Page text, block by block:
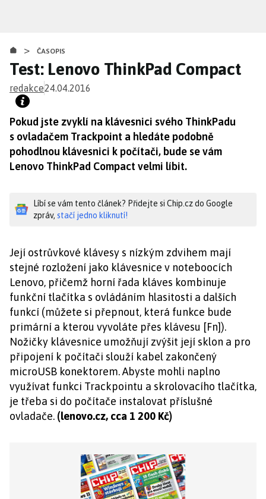
obsahu
> ČASOPIS
Test: Lenovo ThinkPad Compact
redakce24.04.2016
Pokud jste zvyklí na klávesnici svého ThinkPadu
s ovladačem Trackpoint a hledáte podobně
pohodlnou klávesnici k počítači, bude se vám
Lenovo ThinkPad Compact velmi líbit.
Líbí se vám tento článek? Přidejte si Chip.cz do Google
zpráv, stačí jedno kliknutí!
Její ostrůvkové klávesy s nízkým zdvihem mají
stejné rozložení jako klávesnice v noteboocích
Lenovo, přičemž horní řada kláves kombinuje
funkční tlačítka s ovládáním hlasitosti a dalších
funkcí (můžete si přepnout, která funkce bude
primární a kterou vyvoláte přes klávesu [Fn]).
Nožičky klávesnice umožňují zvýšit její sklon a pro
připojení k počítači slouží kabel zakončený
microUSB konektorem. Abyste mohli naplno
využívat funkci Trackpointu a skrolovacího tlačítka,
je třeba si do počítače instalovat příslušné
ovladače. (lenovo.cz, cca 1 200 Kč)